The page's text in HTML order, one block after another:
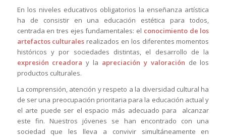
En los niveles educativos obligatorios la enseñanza artística
ha de consistir en una educación estética para todos,
centrada en tres ejes fundamentales: el conocimiento de los
artefactos culturales realizados en los diferentes momentos
históricos y por sociedades distintas, el desarrollo de la
expresión creadora y la apreciación y valoración de los
productos culturales.
La comprensión, atención y respeto a la diversidad cultural ha
de ser una preocupación prioritaria para la educación actual y
el arte puede ser el espacio más adecuado para alcanzar
este fin. Nuestros jóvenes se han encontrado con una
sociedad que les lleva a convivir simultáneamente en